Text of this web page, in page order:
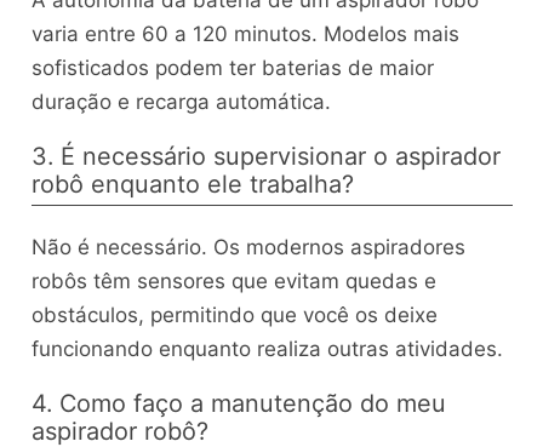
varia entre 60 a 120 minutos. Modelos mais
sofisticados podem ter baterias de maior
duração e recarga automática.
3. É necessário supervisionar o aspirador
robô enquanto ele trabalha?
Não é necessário. Os modernos aspiradores
robôs têm sensores que evitam quedas e
obstáculos, permitindo que você os deixe
funcionando enquanto realiza outras atividades.
4. Como faço a manutenção do meu
aspirador robô?